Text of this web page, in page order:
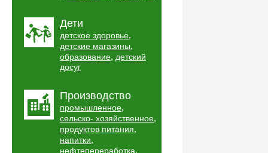
Дети
детское здоровье,
детские магазины,
образование, детский
досуг
Производство
промышленное,
сельско- хозяйственное,
продуктов питания,
напитки,
нефтепереработка,